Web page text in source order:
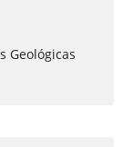
Geológicas